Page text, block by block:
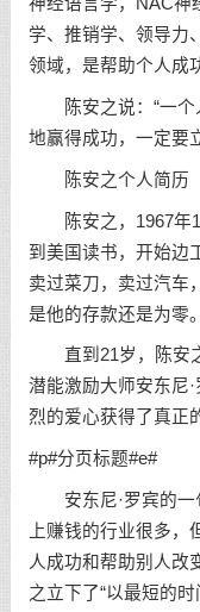
学、推销学、领导力
领域，是帮助个人成
陈安之说：“一个
地赢得成功，一定要
陈安之个人简历
陈安之，1967年
到美国读书，开始边
卖过菜刀，卖过汽
是他的存款还是为零。
直到21岁，陈安
潜能激励大师安东尼
烈的爱心获得了真正
#p#分页标题#e#
安东尼·罗宾的一
上赚钱的行业很多，
人成功和帮助别人改
之立下了“以最短的时